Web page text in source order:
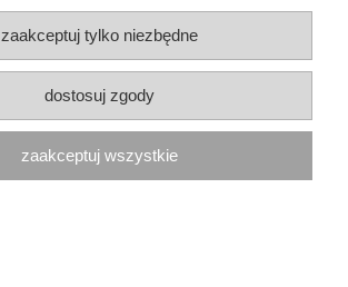
pokaż pełną wersję strony
Sklep internetowy Shoper.pl
zaakceptuj tylko niezbędne
dostosuj zgody
zaakceptuj wszystkie